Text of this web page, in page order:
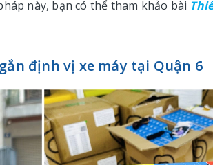
này, bạn có thể tham khảo bài
định vị xe máy tại Quận 6